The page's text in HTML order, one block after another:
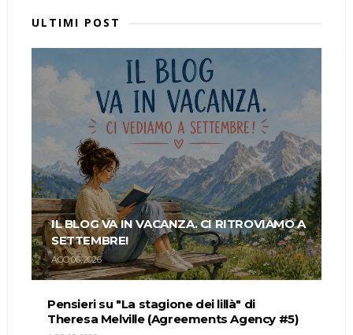
ULTIMI POST
IL BLOG VA IN VACANZA. CI RITROVIAMO A
SETTEMBRE!
AGO 06, 2026
Pensieri su "La stagione dei lillà" di
Theresa Melville (Agreements Agency #5)